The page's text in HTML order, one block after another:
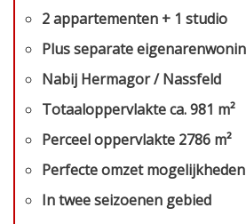
2 appartementen + 1 studio
Plus separate
Nabij Hermagor / Nassfeld
Totaaloppervlakte ca. 981 m²
Perceel oppervlakte 2786 m²
Perfecte omzet mogelijkheden
In twee seizoenen gebied